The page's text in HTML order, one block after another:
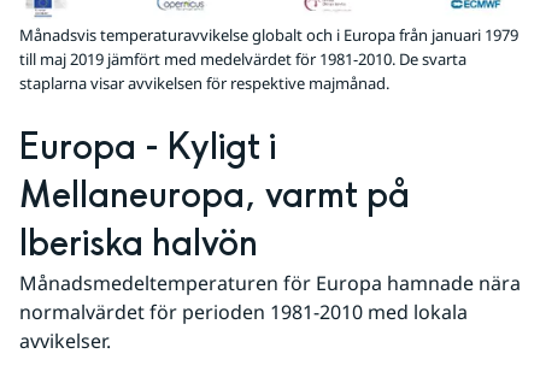
Månadsvis temperaturavvikelse globalt och i Europa från januari 1979
till maj 2019 jämfört med medelvärdet för 1981-2010. De svarta
staplarna visar avvikelsen för respektive majmånad.
Europa - Kyligt i
Mellaneuropa, varmt på
Iberiska halvön
Månadsmedeltemperaturen för Europa hamnade nära
normalvärdet för perioden 1981-2010 med lokala
avvikelser.